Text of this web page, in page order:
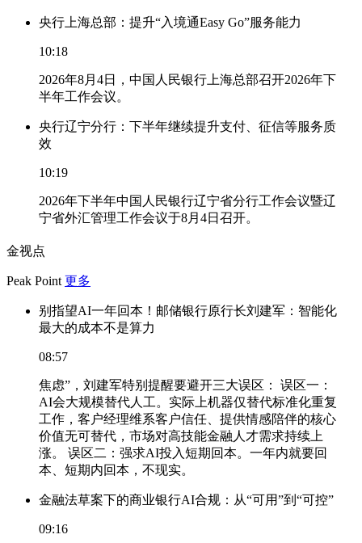
央行上海总部：提升“入境通Easy Go”服务能力
10:18
2026年8月4日，中国人民银行上海总部召开2026年下
半年工作会议。
央行辽宁分行：下半年继续提升支付、征信等服务质
效
10:19
2026年下半年中国人民银行辽宁省分行工作会议暨辽
宁省外汇管理工作会议于8月4日召开。
金视点
Peak Point 更多
别指望AI一年回本！邮储银行原行长刘建军：智能化
最大的成本不是算力
08:57
焦虑”，刘建军特别提醒要避开三大误区： 误区一：
AI会大规模替代人工。实际上机器仅替代标准化重复
工作，客户经理维系客户信任、提供情感陪伴的核心
价值无可替代，市场对高技能金融人才需求持续上
涨。 误区二：强求AI投入短期回本。一年内就要回
本、短期内回本，不现实。
金融法草案下的商业银行AI合规：从“可用”到“可控”
09:16